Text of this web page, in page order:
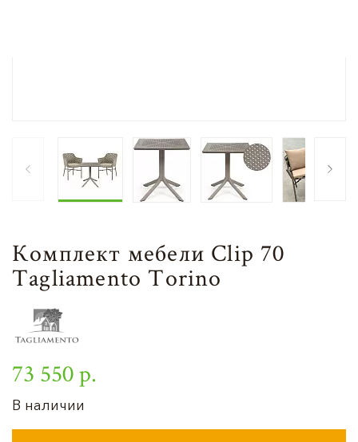
Комплект мебели Clip 70
Tagliamento Torino
73 550 р.
В наличии